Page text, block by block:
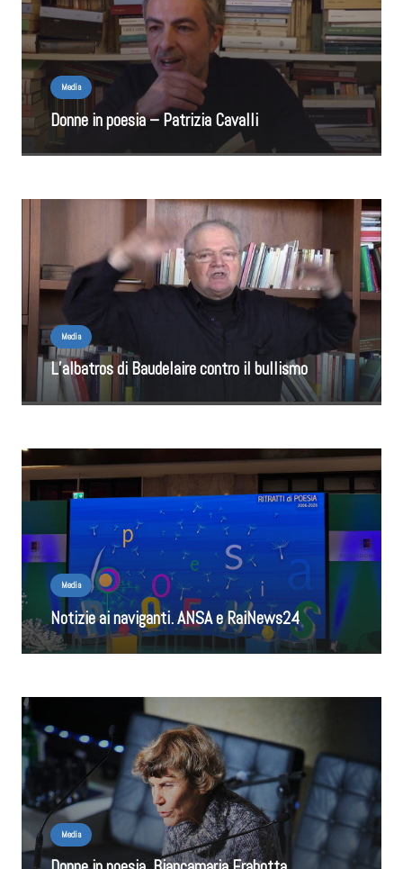
Media
Donne in poesia – Patrizia Cavalli
Media
L’albatros di Baudelaire contro il bullismo
Media
Notizie ai naviganti. ANSA e RaiNews24
Media